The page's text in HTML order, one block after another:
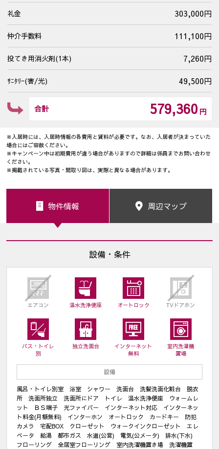
礼金 303,000円
仲介手数料 111,100円
投てき用消火剤(1本) 7,260円
ｻﾆﾀﾘｰ(害/光) 49,500円
合計 579,360円
※入居時には、入居時情報の各費用と賃料が必要です。なお、入居者が決まっていた
場合にはご容赦ください。
※キャンペーン中は初期費用が違う場合がありますので詳細は係員までお問い合わせ
ください。
※掲載されている写真・間取り図は、実際と異なる場合があります。
物件情報 周辺マップ
設備・条件
エアコン 温水洗浄便座 オートロック TVドアホン
バス・トイレ
別
独立洗面台
インターネット
無料
室内洗濯機
置場
設備
風呂・トイレ別室 浴室 シャワー 洗面台 洗髪洗面化粧台 脱衣
所 洗面所独立 洗面所にドア トイレ 温水洗浄便座 ウォームレ
ット ＢＳ端子 光ファイバー インターネット対応 インターネッ
ト料金(月額無料) インターホン オートロック カードキー 防犯
カメラ 宅配BOX クローゼット ウォークインクローゼット エレ
ベータ 給湯 都市ガス 水道(公営) 電気(公メータ) 排水(下水)
フローリング 全居室フローリング 室内洗濯機置き場 洗濯機置